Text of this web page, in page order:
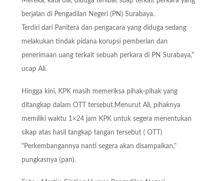
berjalan di Pengadilan Negeri (PN) Surabaya.
Terdiri dari Panitera dan pengacara yang diduga sedang
melakukan tindak pidana korupsi pemberian dan
penerimaan uang terkait sebuah perkara di PN Surabaya,"
ucap Ali.
Hingga kini, KPK masih memeriksa pihak-pihak yang
ditangkap dalam OTT tersebut.Menurut Ali, pihaknya
memiliki waktu 1×24 jam KPK untuk segera menentukan
sikap atas hasil tangkap tangan tersebut ( OTT)
"Perkembangannya nanti segera akan disampaikan,"
pungkasnya (pan).